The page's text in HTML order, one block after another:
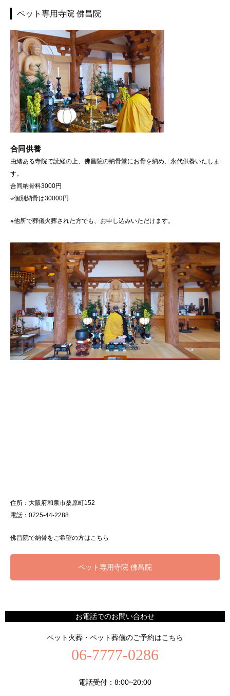
ペット専用寺院 佛昌院
合同供養
由緒ある寺院で読経の上、佛昌院の納骨堂にお骨を納め、永代供養いたしま
す。
合同納骨料3000円
※個別納骨は30000円
※他所で葬儀火葬された方でも、お申し込みいただけます。
住所：大阪府和泉市桑原町152
電話：0725-44-2288
佛昌院で納骨をご希望の方はこちら
ペット専用寺院 佛昌院
お電話でのお問い合わせ
ペット火葬・ペット葬儀のご予約はこちら
06-7777-0286
電話受付：8:00~20:00